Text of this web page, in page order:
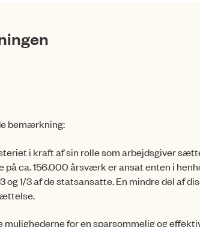
bemærkning:
i kraft af sin rolle som arbejdsgiver
ca. 156.000 årsværk er ansat enten i
1/3 af de statsansatte. En mindre del af
for en sparsommelig og